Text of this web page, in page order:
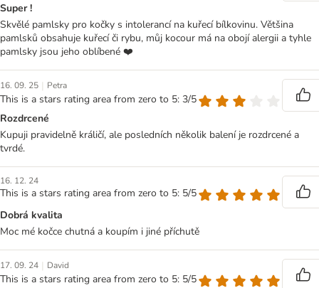
Super !
Skvělé pamlsky pro kočky s intolerancí na kuřecí bílkovinu. Většina
pamlsků obsahuje kuřecí či rybu, můj kocour má na obojí alergii a tyhle
pamlsky jsou jeho oblíbené ❤️
16. 09. 25 | Petra
This is a stars rating area from zero to 5: 3/5
Rozdrcené
Kupuji pravidelně králičí, ale posledních několik balení je rozdrcené a
tvrdé.
16. 12. 24
This is a stars rating area from zero to 5: 5/5
Dobrá kvalita
Moc mé kočce chutná a koupím i jiné příchutě
17. 09. 24 | David
This is a stars rating area from zero to 5: 5/5